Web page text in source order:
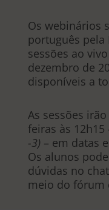
Os webinários
português pela
sessões ao
dezembro de
disponíveis a
As sessões
feiras às 12h15
-3) – em datas
Os alunos
dúvidas no
meio do fórum